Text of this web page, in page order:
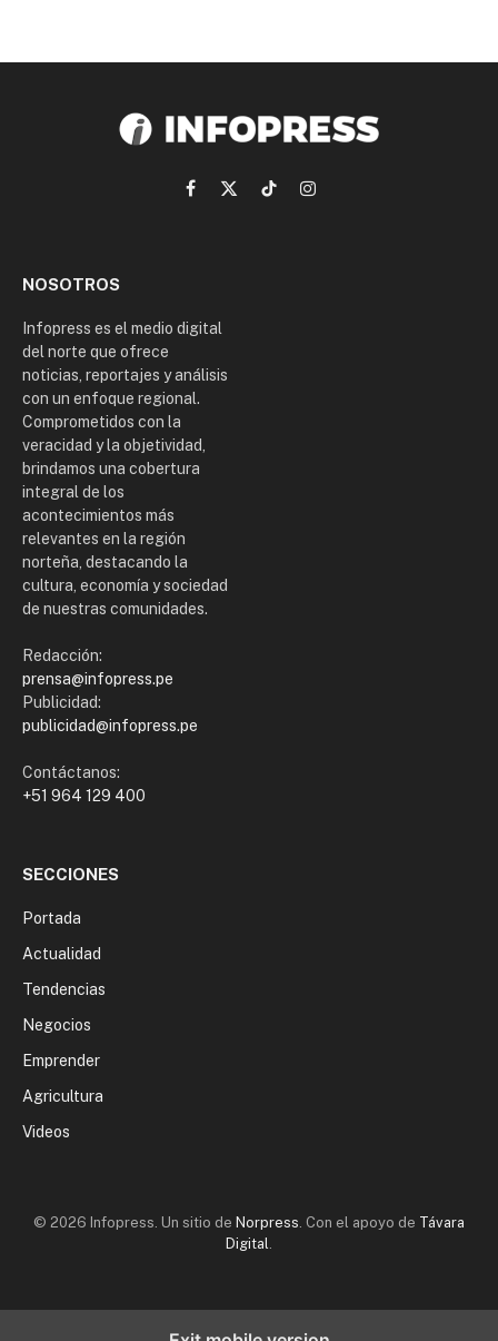
Facebook
X
TikTokInstagram
NOSOTROS
Infopress es el medio digital
del norte que ofrece
noticias, reportajes y análisis
con un enfoque regional.
Comprometidos con la
veracidad y la objetividad,
brindamos una cobertura
integral de los
acontecimientos más
relevantes en la región
norteña, destacando la
cultura, economía y sociedad
de nuestras comunidades.
Redacción:
prensa@infopress.pe
Publicidad:
publicidad@infopress.pe
Contáctanos:
+51 964 129 400
SECCIONES
Portada
Actualidad
Tendencias
Negocios
Emprender
Agricultura
Videos
© 2026 Infopress. Un sitio de Norpress. Con el apoyo de Távara
Digital.